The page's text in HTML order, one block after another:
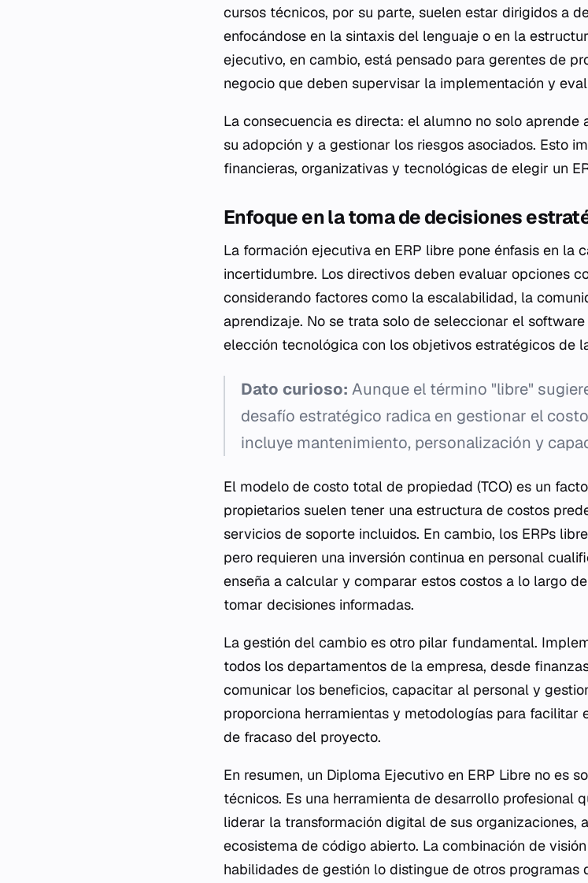
cursos técnicos, por su parte, suelen estar dirigidos a
enfocándose en la sintaxis del lenguaje o en la
ejecutivo, en cambio, está pensado para gerentes de
negocio que deben supervisar la implementación y
La consecuencia es directa: el alumno no solo
su adopción y a gestionar los riesgos asociados. Esto
financieras, organizativas y tecnológicas de elegir un
Enfoque en la toma de decisiones
La formación ejecutiva en ERP libre pone énfasis en la
incertidumbre. Los directivos deben evaluar opciones
considerando factores como la escalabilidad, la
aprendizaje. No se trata solo de seleccionar el
elección tecnológica con los objetivos estratégicos de
Dato curioso: Aunque el término "libre"
desafío estratégico radica en gestionar el
incluye mantenimiento, personalización y
El modelo de costo total de propiedad (TCO) es un
propietarios suelen tener una estructura de costos
servicios de soporte incluidos. En cambio, los ERPs
pero requieren una inversión continua en personal
enseña a calcular y comparar estos costos a lo largo
tomar decisiones informadas.
La gestión del cambio es otro pilar fundamental.
todos los departamentos de la empresa, desde
comunicar los beneficios, capacitar al personal y
proporciona herramientas y metodologías para facilitar
de fracaso del proyecto.
En resumen, un Diploma Ejecutivo en ERP Libre no es
técnicos. Es una herramienta de desarrollo profesional
liderar la transformación digital de sus organizaciones,
ecosistema de código abierto. La combinación de
habilidades de gestión lo distingue de otros programas